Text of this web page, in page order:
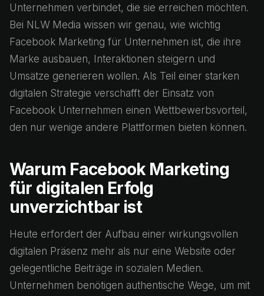
Unternehmen verbindet, die sie erreichen möchten.
Bei NLW Media wissen wir genau, wie wichtig
Facebook Marketing für Unternehmen ist, die ihre
Marke ausbauen, Interaktionen steigern und
Umsätze generieren wollen. Als Teil einer starken
digitalen Strategie verschafft der Einsatz von
Facebook Unternehmen einen Wettbewerbsvorteil,
den nur wenige andere Plattformen bieten können.
Warum Facebook Marketing
für digitalen Erfolg
unverzichtbar ist
Heute erfordert der Aufbau einer wirkungsvollen
digitalen Präsenz mehr als nur eine Website oder
gelegentliche Beiträge in sozialen Medien.
Unternehmen benötigen authentische Wege, um mit